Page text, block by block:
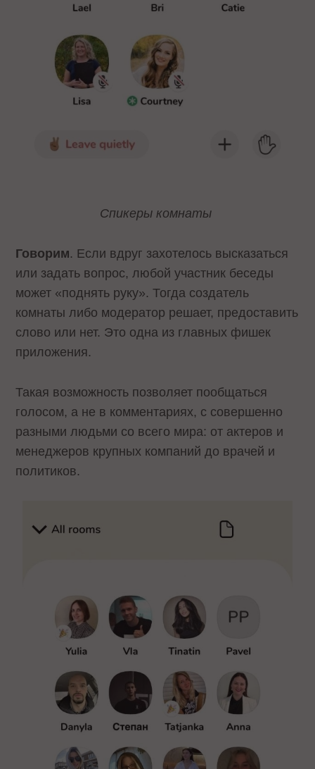
Спикеры комнаты
Говорим. Если вдруг захотелось высказаться
или задать вопрос, любой участник беседы
может «поднять руку». Тогда создатель
комнаты либо модератор решает, предоставить
слово или нет. Это одна из главных фишек
приложения.
Такая возможность позволяет пообщаться
голосом, а не в комментариях, с совершенно
разными людьми со всего мира: от актеров и
менеджеров крупных компаний до врачей и
политиков.